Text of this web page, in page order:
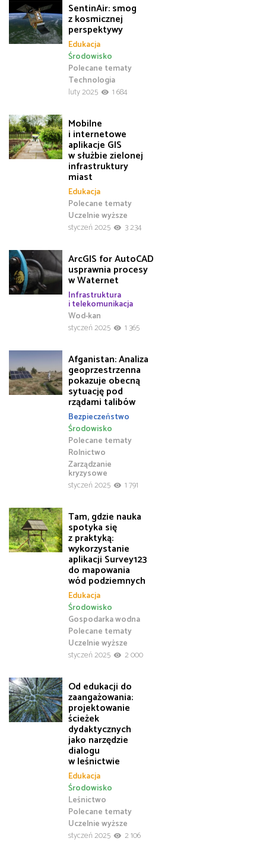
SentinAir: smog
z kosmicznej
perspektywy
Edukacja
Polecane tematy
Środowisko
Technologia
luty 2025
1 684
Mobilne
i internetowe
aplikacje GIS
w służbie zielonej
infrastruktury
miast
Edukacja
Polecane tematy
Uczelnie wyższe
styczeń 2025
3 234
ArcGIS for AutoCAD
usprawnia procesy
w Waternet
Infrastruktura
i telekomunikacja
Wod-kan
styczeń 2025
1 365
Afganistan: Analiza
geoprzestrzenna
pokazuje obecną
sytuację pod
rządami talibów
Bezpieczeństwo
Polecane tematy
Rolnictwo
Środowisko
Zarządzanie
kryzysowe
styczeń 2025
1 791
Tam, gdzie nauka
spotyka się
z praktyką:
wykorzystanie
aplikacji Survey123
do mapowania
wód podziemnych
Edukacja
Gospodarka wodna
Polecane tematy
Środowisko
Uczelnie wyższe
styczeń 2025
2 000
Od edukacji do
zaangażowania:
projektowanie
ścieżek
dydaktycznych
jako narzędzie
dialogu
w leśnictwie
Edukacja
Leśnictwo
Polecane tematy
Środowisko
Uczelnie wyższe
styczeń 2025
2 106